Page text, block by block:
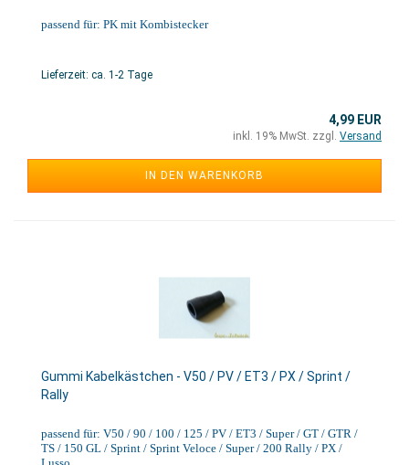
passend für: PK mit Kombistecker
Lieferzeit: ca. 1-2 Tage
4,99 EUR
inkl. 19% MwSt. zzgl. Versand
IN DEN WARENKORB
Gummi Kabelkästchen - V50 / PV / ET3 / PX / Sprint /
Rally
passend für: V50 / 90 / 100 / 125 / PV / ET3 / Super / GT / GTR /
TS / 150 GL / Sprint / Sprint Veloce / Super / 200 Rally / PX /